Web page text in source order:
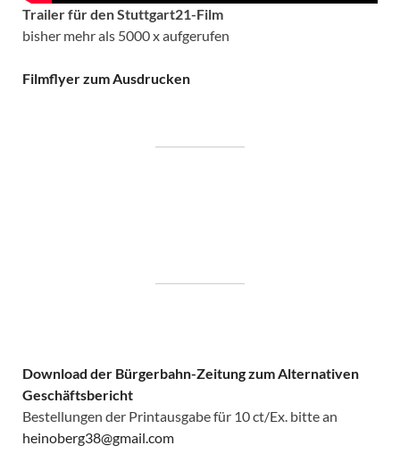
Trailer für den Stuttgart21-Film
bisher mehr als 5000 x aufgerufen
Filmflyer zum Ausdrucken
Download der Bürgerbahn-Zeitung zum Alternativen
Geschäftsbericht
Bestellungen der Printausgabe für 10 ct/Ex. bitte an
heinoberg38@gmail.com